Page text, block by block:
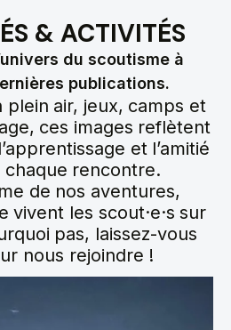
& ACTIVITÉS
du scoutisme à
publications.
plein air, jeux, camps et
ces images reflètent
et l’amitié
chaque rencontre.
de nos aventures,
vivent les scout·e·s sur
pas, laissez-vous
nous rejoindre !